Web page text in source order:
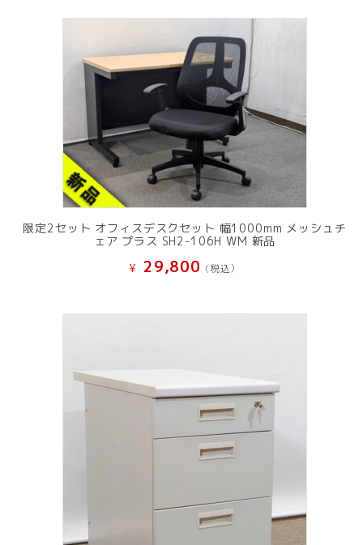
限定2セット オフィスデスクセット 幅1000mm メッシュチ
ェア プラス SH2-106H WM 新品
¥ 29,800 (税込）